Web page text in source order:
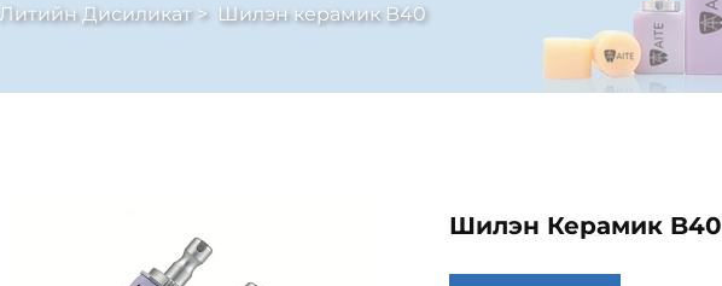
Дисиликат> Шилэн керамик B40
Шилэн Керамик B40